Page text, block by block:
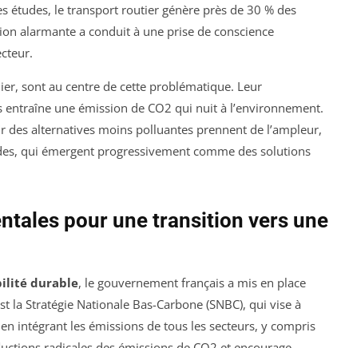
études, le transport routier génère près de 30 % des
alarmante a conduit à une prise de conscience
sont au centre de cette problématique. Leur
une émission de CO2 qui nuit à l’environnement.
alternatives moins polluantes prennent de l’ampleur,
qui émergent progressivement comme des solutions
pour une transition vers une
durable, le gouvernement français a mis en place
la Stratégie Nationale Bas-Carbone (SNBC), qui vise à
intégrant les émissions de tous les secteurs, y compris